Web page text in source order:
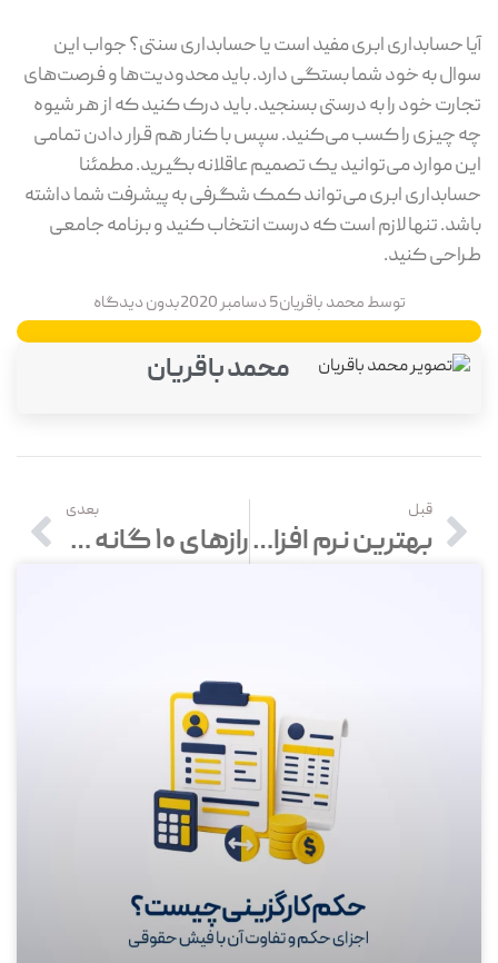
آیا حسابداری ابری مفید است یا حسابداری سنتی؟ جواب این
سوال به خود شما بستگی دارد. باید محدودیت‌ها و فرصت‌های
تجارت خود را به درستی بسنجید. باید درک کنید که از هر شیوه
چه چیزی را کسب می‌کنید. سپس با کنار هم قرار دادن تمامی
این موارد می‌توانید یک تصمیم عاقلانه بگیرید. مطمئنا
حسابداری ابری می‌تواند کمک شگرفی به پیشرفت شما داشته
باشد. تنها لازم است که درست انتخاب کنید و برنامه جامعی
طراحی کنید.
توسطمحمد باقریان5 دسامبر 2020 بدون دیدگاه
محمد باقریان
قبل
بهترین نرم افزار حسابداری تولیدی | مشخصات و کاربردها
بعدی
رازهای 10 گانه برای افزایش فروش کیف وکفش